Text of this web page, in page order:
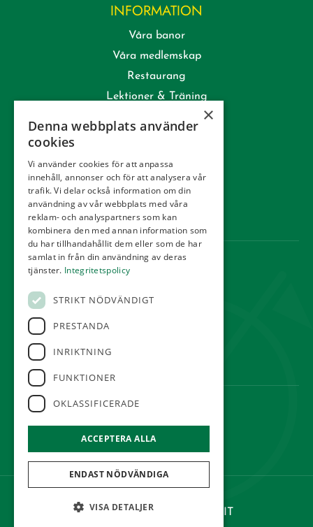
INFORMATION
Våra banor
Våra medlemskap
Restaurang
Lektioner & Träning
Tävling
Integritetspolicy
Webbshop
KONTAKT
Golfvägen
FÖLJ OSS
Hemsidan levereras av Kust IT
×
Denna webbplats använder
cookies
Vi använder cookies för att anpassa
innehåll, annonser och för att analysera vår
trafik. Vi delar också information om din
användning av vår webbplats med våra
reklam- och analyspartners som kan
kombinera den med annan information som
du har tillhandahållit dem eller som de har
samlat in från din användning av deras
tjänster. Integritetspolicy
STRIKT NÖDVÄNDIGT
PRESTANDA
INRIKTNING
FUNKTIONER
OKLASSIFICERADE
ACCEPTERA ALLA
ENDAST NÖDVÄNDIGA
VISA DETALJER